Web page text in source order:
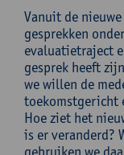
Vanuit de
gesprekken
evaluatietraject
gesprek heeft
we willen de
toekomstgericht
Hoe ziet het
is er veranderd?
gebruiken we